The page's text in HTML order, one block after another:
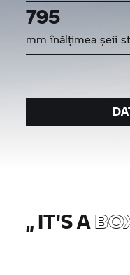
795
mm înălțimea șeii
„IT'S A